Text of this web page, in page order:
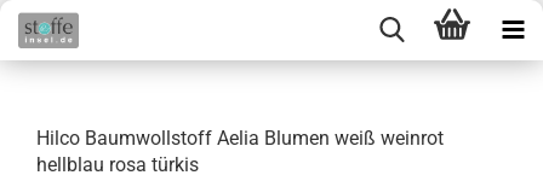
Hilco Baumwollstoff Aelia Blumen weiß weinrot
hellblau rosa türkis